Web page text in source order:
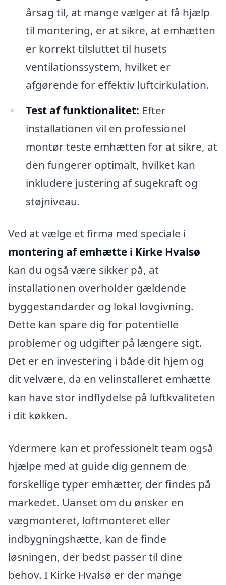
årsag til, at mange vælger at få hjælp
til montering, er at sikre, at emhætten
er korrekt tilsluttet til husets
ventilationssystem, hvilket er
afgørende for effektiv luftcirkulation.
Test af funktionalitet: Efter
installationen vil en professionel
montør teste emhætten for at sikre, at
den fungerer optimalt, hvilket kan
inkludere justering af sugekraft og
støjniveau.
Ved at vælge et firma med speciale i
montering af emhætte i Kirke Hvalsø
kan du også være sikker på, at
installationen overholder gældende
byggestandarder og lokal lovgivning.
Dette kan spare dig for potentielle
problemer og udgifter på længere sigt.
Det er en investering i både dit hjem og
dit velvære, da en velinstalleret emhætte
kan have stor indflydelse på luftkvaliteten
i dit køkken.
Ydermere kan et professionelt team også
hjælpe med at guide dig gennem de
forskellige typer emhætter, der findes på
markedet. Uanset om du ønsker en
vægmonteret, loftmonteret eller
indbygningshætte, kan de finde
løsningen, der bedst passer til dine
behov. I Kirke Hvalsø er der mange